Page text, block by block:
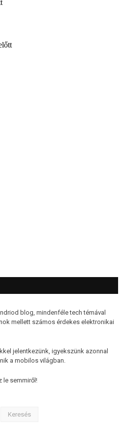
blog, mindenféle tech témával
mellett számos érdekes elektronikai
jelentkezünk, igyekszünk azonnal
a mobilos világban.
le semmiről!